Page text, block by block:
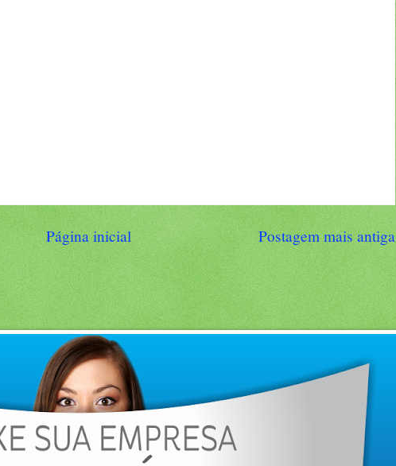
Postagem mais antiga
Página inicial